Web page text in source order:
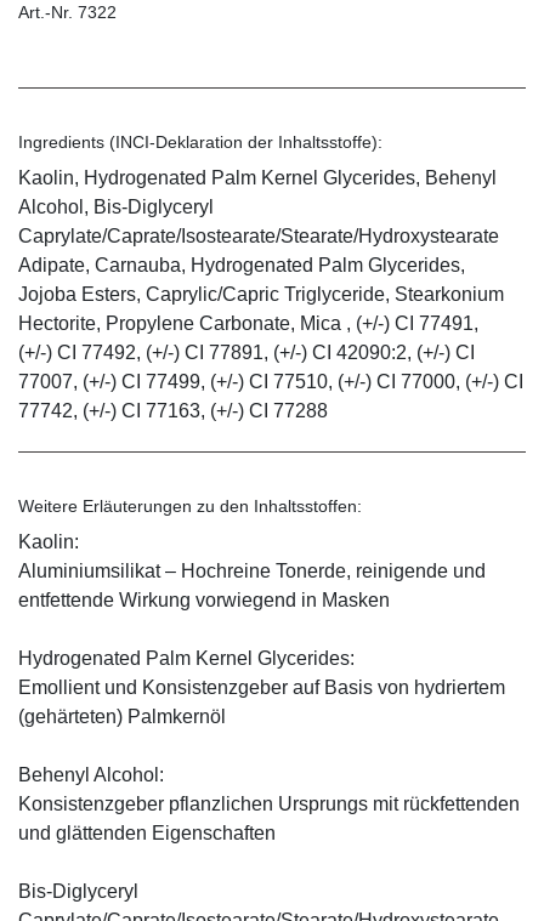
Art.-Nr. 7322
Ingredients (INCI-Deklaration der Inhaltsstoffe):
Kaolin, Hydrogenated Palm Kernel Glycerides, Behenyl
Alcohol, Bis-Diglyceryl
Caprylate/Caprate/Isostearate/Stearate/Hydroxystearate
Adipate, Carnauba, Hydrogenated Palm Glycerides,
Jojoba Esters, Caprylic/Capric Triglyceride, Stearkonium
Hectorite, Propylene Carbonate, Mica , (+/-) CI 77491,
(+/-) CI 77492, (+/-) CI 77891, (+/-) CI 42090:2, (+/-) CI
77007, (+/-) CI 77499, (+/-) CI 77510, (+/-) CI 77000, (+/-) CI
77742, (+/-) CI 77163, (+/-) CI 77288
Weitere Erläuterungen zu den Inhaltsstoffen:
Kaolin:
Aluminiumsilikat – Hochreine Tonerde, reinigende und
entfettende Wirkung vorwiegend in Masken
Hydrogenated Palm Kernel Glycerides:
Emollient und Konsistenzgeber auf Basis von hydriertem
(gehärteten) Palmkernöl
Behenyl Alcohol:
Konsistenzgeber pflanzlichen Ursprungs mit rückfettenden
und glättenden Eigenschaften
Bis-Diglyceryl